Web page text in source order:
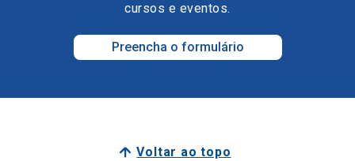
cursos e eventos.
Preencha o formulário
Voltar ao topo